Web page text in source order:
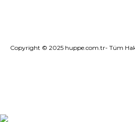
Copyright © 2025 huppe.com.tr- Tüm